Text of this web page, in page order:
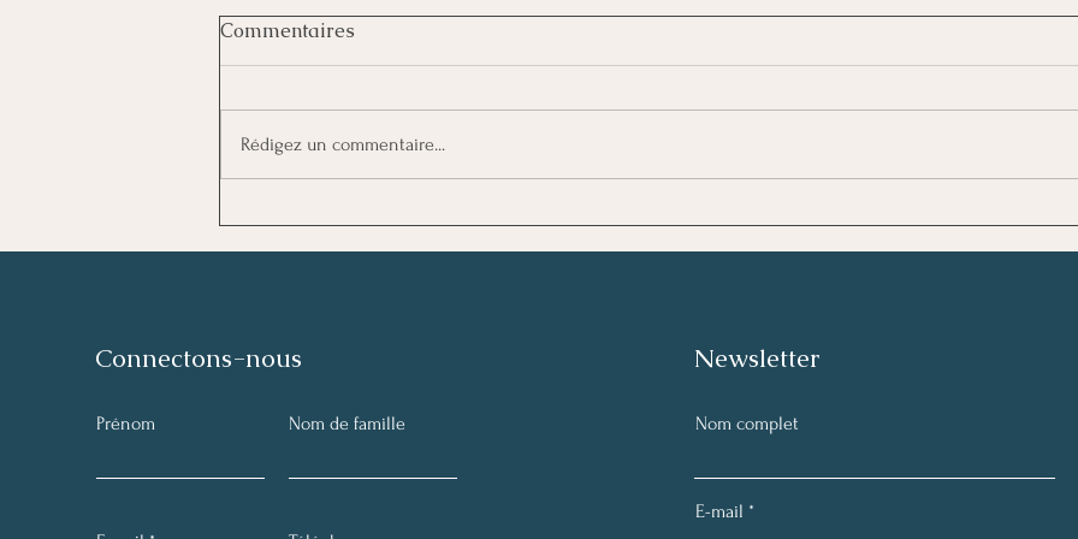
📢Lancement de Pause
doutes et de défis. Face aux
questions du quotidien, il est
Commentaires
Rédigez un commentaire...
Connectons-nous
Prénom Nom de famille
Newsletter
Nom complet
E-mail